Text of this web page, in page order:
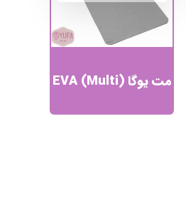
مت یوگا EVA (Multi)